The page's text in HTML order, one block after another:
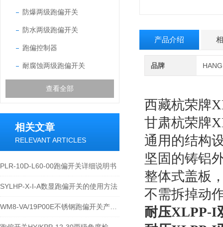
防爆两级跑偏开关
防水两级跑偏开关
跑偏控制器
耐腐蚀两级跑偏开关
查看全部
相关文章
RELEVANT ARTICLES
PLR-10D-L60-00跑偏开关详细说明书
SYLHP-X-I-A数显跑偏开关的使用方法
产品介绍
品牌
西藏杭荣牌
甘肃杭荣牌
通用的结构
坚固的铸铝
整体式盖板
不需拆掉动
耐压XLPP-I